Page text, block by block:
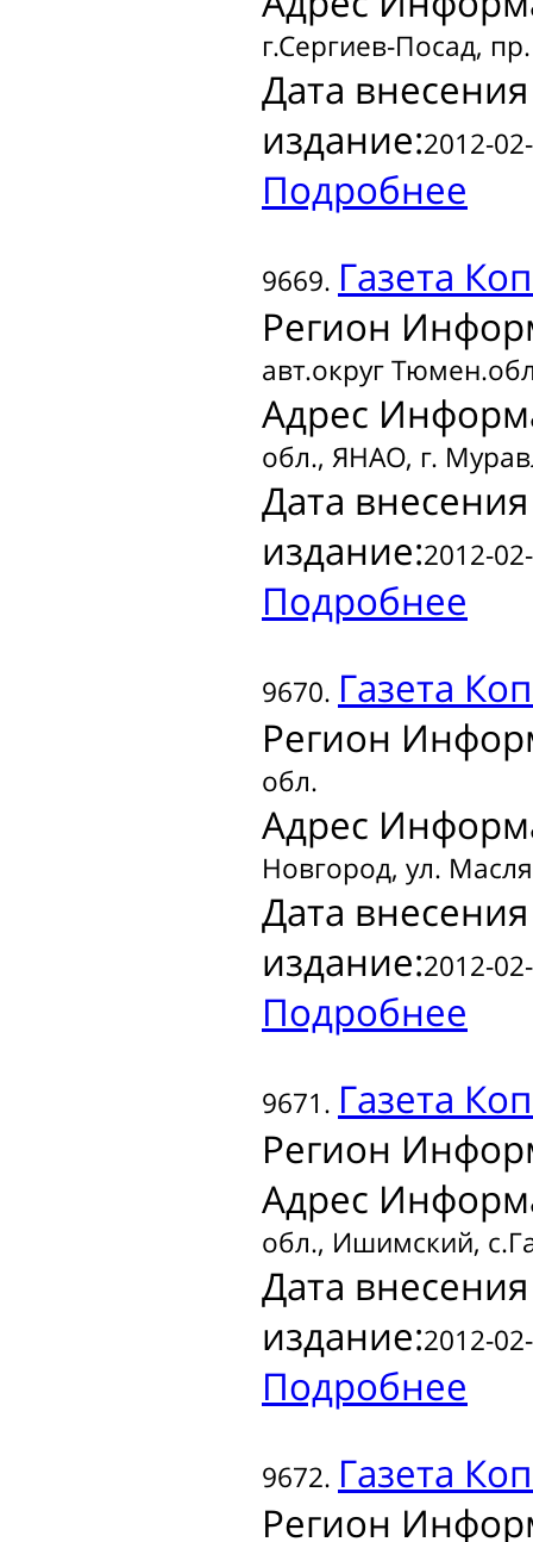
г.Сергиев-Посад,
Дата
издание:2012-
Подробнее
9669. Газета
Регион
авт.округ
Адрес
обл., ЯНАО, г.
Дата
издание:2012-
Подробнее
9670. Газета
Регион
обл.
Адрес
Новгород, ул.
Дата
издание:2012-
Подробнее
9671. Газета
Регион
Адрес
обл., Ишимский,
Дата
издание:2012-
Подробнее
9672. Газета
Регион